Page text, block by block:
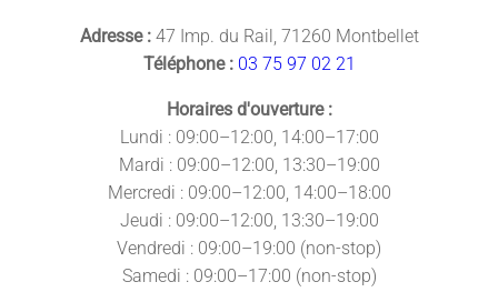
Adresse :47 Imp. du Rail, 71260 Montbellet
Téléphone : 03 75 97 02 21
Horaires d'ouverture :
Lundi : 09:00–12:00, 14:00–17:00
Mardi : 09:00–12:00, 13:30–19:00
Mercredi : 09:00–12:00, 14:00–18:00
Jeudi : 09:00–12:00, 13:30–19:00
Vendredi : 09:00–19:00 (non-stop)
Samedi : 09:00–17:00 (non-stop)